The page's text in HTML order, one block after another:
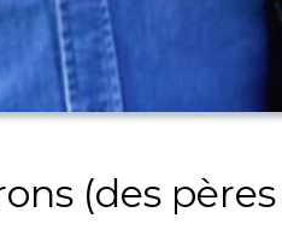
(des